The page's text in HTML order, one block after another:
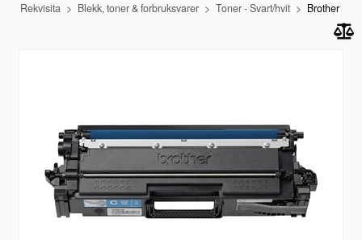
Rekvisita Blekk, toner & forbruksvarer Toner - Svart/hvit Brother